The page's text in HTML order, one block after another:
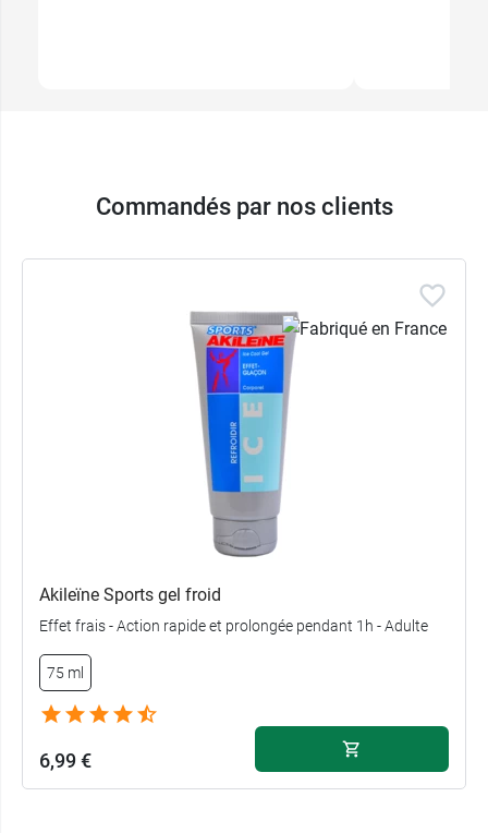
Commandés par nos clients
Akileïne Sports gel froid
Effet frais - Action rapide et prolongée pendant 1h - Adulte
75 ml
6,99 €